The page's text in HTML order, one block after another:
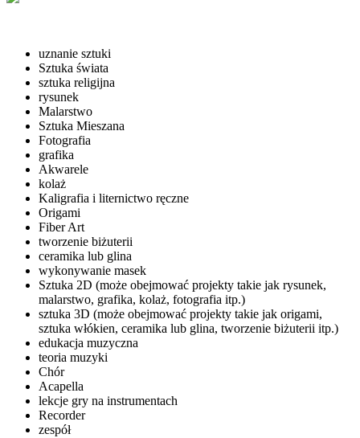
uznanie sztuki
Sztuka świata
sztuka religijna
rysunek
Malarstwo
Sztuka Mieszana
Fotografia
grafika
Akwarele
kolaż
Kaligrafia i liternictwo ręczne
Origami
Fiber Art
tworzenie biżuterii
ceramika lub glina
wykonywanie masek
Sztuka 2D (może obejmować projekty takie jak rysunek,
malarstwo, grafika, kolaż, fotografia itp.)
sztuka 3D (może obejmować projekty takie jak origami,
sztuka włókien, ceramika lub glina, tworzenie biżuterii itp.)
edukacja muzyczna
teoria muzyki
Chór
Acapella
lekcje gry na instrumentach
Recorder
zespół